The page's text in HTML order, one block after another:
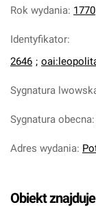
Rok wydania: 1770
Identyfikator:
2646 ;
Sygnatura
Sygnatura obecna:
Adres wydania:
Obiekt